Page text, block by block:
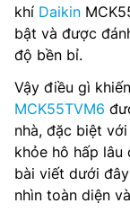
khí Daikin
bật và được
độ bền bỉ.
Vậy điều gì
MCK55TVM6
nhà, đặc biệt
khỏe hô hấp lâu
bài viết dưới
nhìn toàn diện